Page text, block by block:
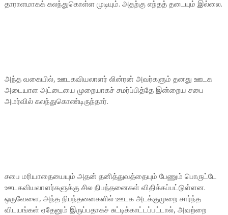
தாராளமாகக் கலந்துகொள்ள முடியும். அதற்கு எந்தத் தடையும் இல்லை.
அந்த வகையில், ஊடகவியலாளர் லின்ரன் அவர்களும் தனது ஊடக
அடையாள அட்டையை முறையாகச் சமர்ப்பித்தே இன்றைய சபை
அமர்வில் கலந்துகொண்டிருந்தார்.
சபை மரியாதையையும் அதன் தனித்துவத்தையும் பேணும் பொருட்டே
ஊடகவியலாளர்களுக்கு சில நிபந்தனைகள் விதிக்கப்பட்டுள்ளன.
ஒருவேளை, அந்த நிபந்தனைகளில் ஊடக அடக்குமுறை சார்ந்த
விடயங்கள் ஏதேனும் இருப்பதாகச் சுட்டிக்காட்டப்பட்டால், அவற்றை